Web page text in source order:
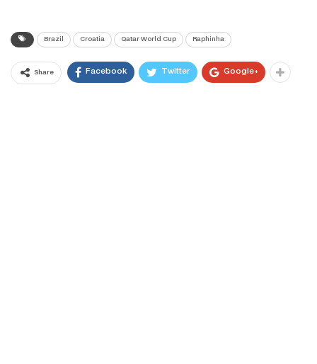
Brazil Croatia Qatar World Cup Raphinha
Share Facebook Twitter Google+